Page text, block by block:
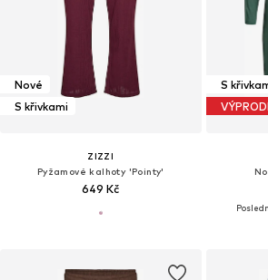
Nové
S křivkami
ZIZZI
Pyžamové kalhoty 'Pointy'
649 Kč
S